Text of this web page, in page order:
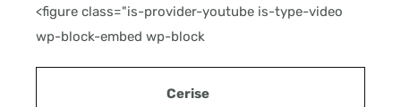
<figure class="is-provider-youtube is-type-video
wp-block-embed wp-block
Cerise